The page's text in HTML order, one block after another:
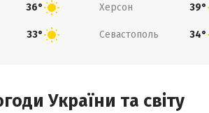
36° Херсон 39°
33° Севастополь 34°
України та світу